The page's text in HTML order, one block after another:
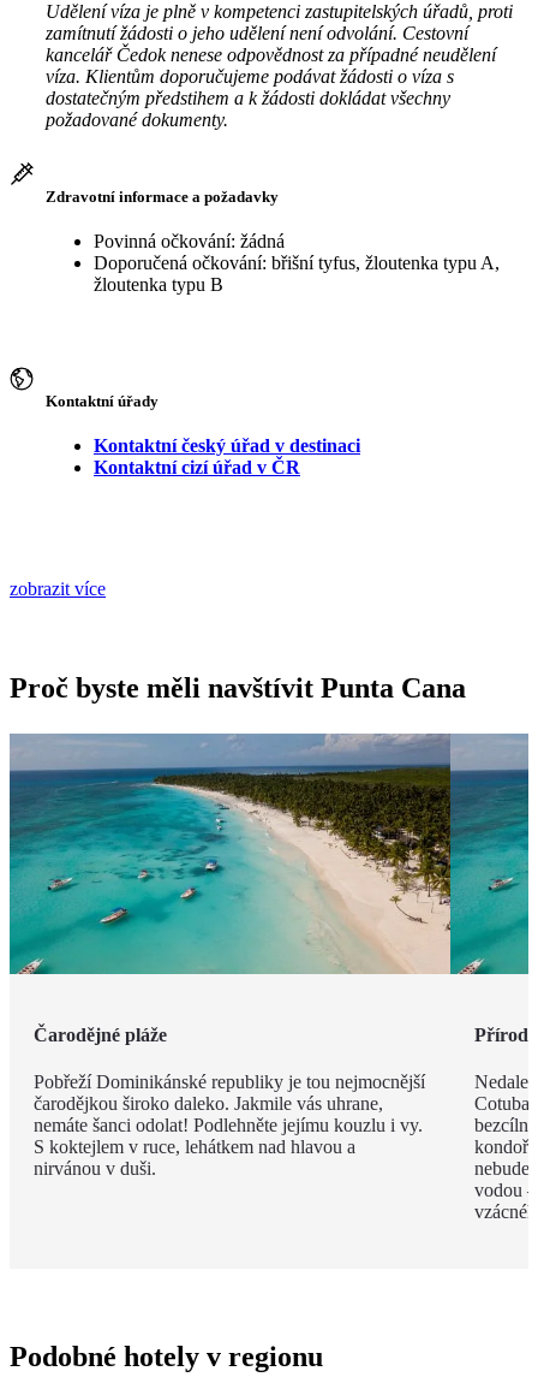
Udělení víza je plně v kompetenci zastupitelských úřadů, proti
zamítnutí žádosti o jeho udělení není odvolání. Cestovní
kancelář Čedok nenese odpovědnost za případné neudělení
víza. Klientům doporučujeme podávat žádosti o víza s
dostatečným předstihem a k žádosti dokládat všechny
požadované dokumenty.
Zdravotní informace a požadavky
Povinná očkování: žádná
Doporučená očkování: břišní tyfus, žloutenka typu A,
žloutenka typu B
Kontaktní úřady
Kontaktní český úřad v destinaci
Kontaktní cizí úřad v ČR
zobrazit více
Proč byste měli navštívit Punta Cana
Čarodějné pláže
Pobřeží Dominikánské republiky je tou nejmocnější
čarodějkou široko daleko. Jakmile vás uhrane,
nemáte šanci odolat! Podlehněte jejímu kouzlu i vy.
S koktejlem v ruce, lehátkem nad hlavou a
nirvánou v duši.
vodou
Podobné hotely v regionu